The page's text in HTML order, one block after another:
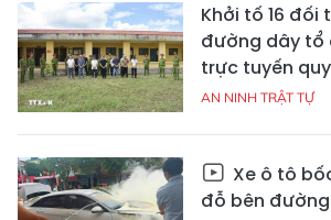
Khởi tố 16
đường dây tổ
trực tuyến
AN NINH TRẬT TỰ
Xe ô tô
đỗ bên đường